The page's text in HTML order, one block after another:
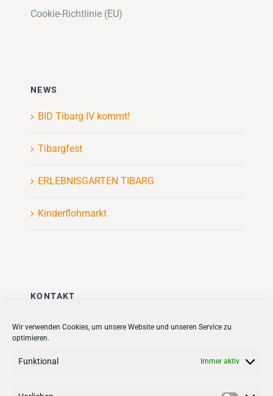
Wir verwenden Cookies, um unsere Website und unseren Service zu
optimieren.
Funktional Immer aktiv
Cookie-Richtlinie (EU)
NEWS
BID Tibarg IV kommt!
Tibargfest
ERLEBNISGARTEN TIBARG
Kinderflohmarkt
KONTAKT
Stadt + Handel City- und
Quartiersmanagement